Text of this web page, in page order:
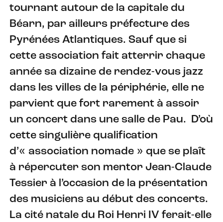
tournant autour de la capitale du
Béarn, par ailleurs préfecture des
Pyrénées Atlantiques. Sauf que si
cette association fait atterrir chaque
année sa dizaine de rendez-vous jazz
dans les villes de la périphérie, elle ne
parvient que fort rarement à assoir
un concert dans une salle de Pau. D’où
cette singulière qualification
d’« association nomade » que se plaît
à répercuter son mentor Jean-Claude
Tessier à l’occasion de la présentation
des musiciens au début des concerts.
La cité natale du Roi Henri IV ferait-elle